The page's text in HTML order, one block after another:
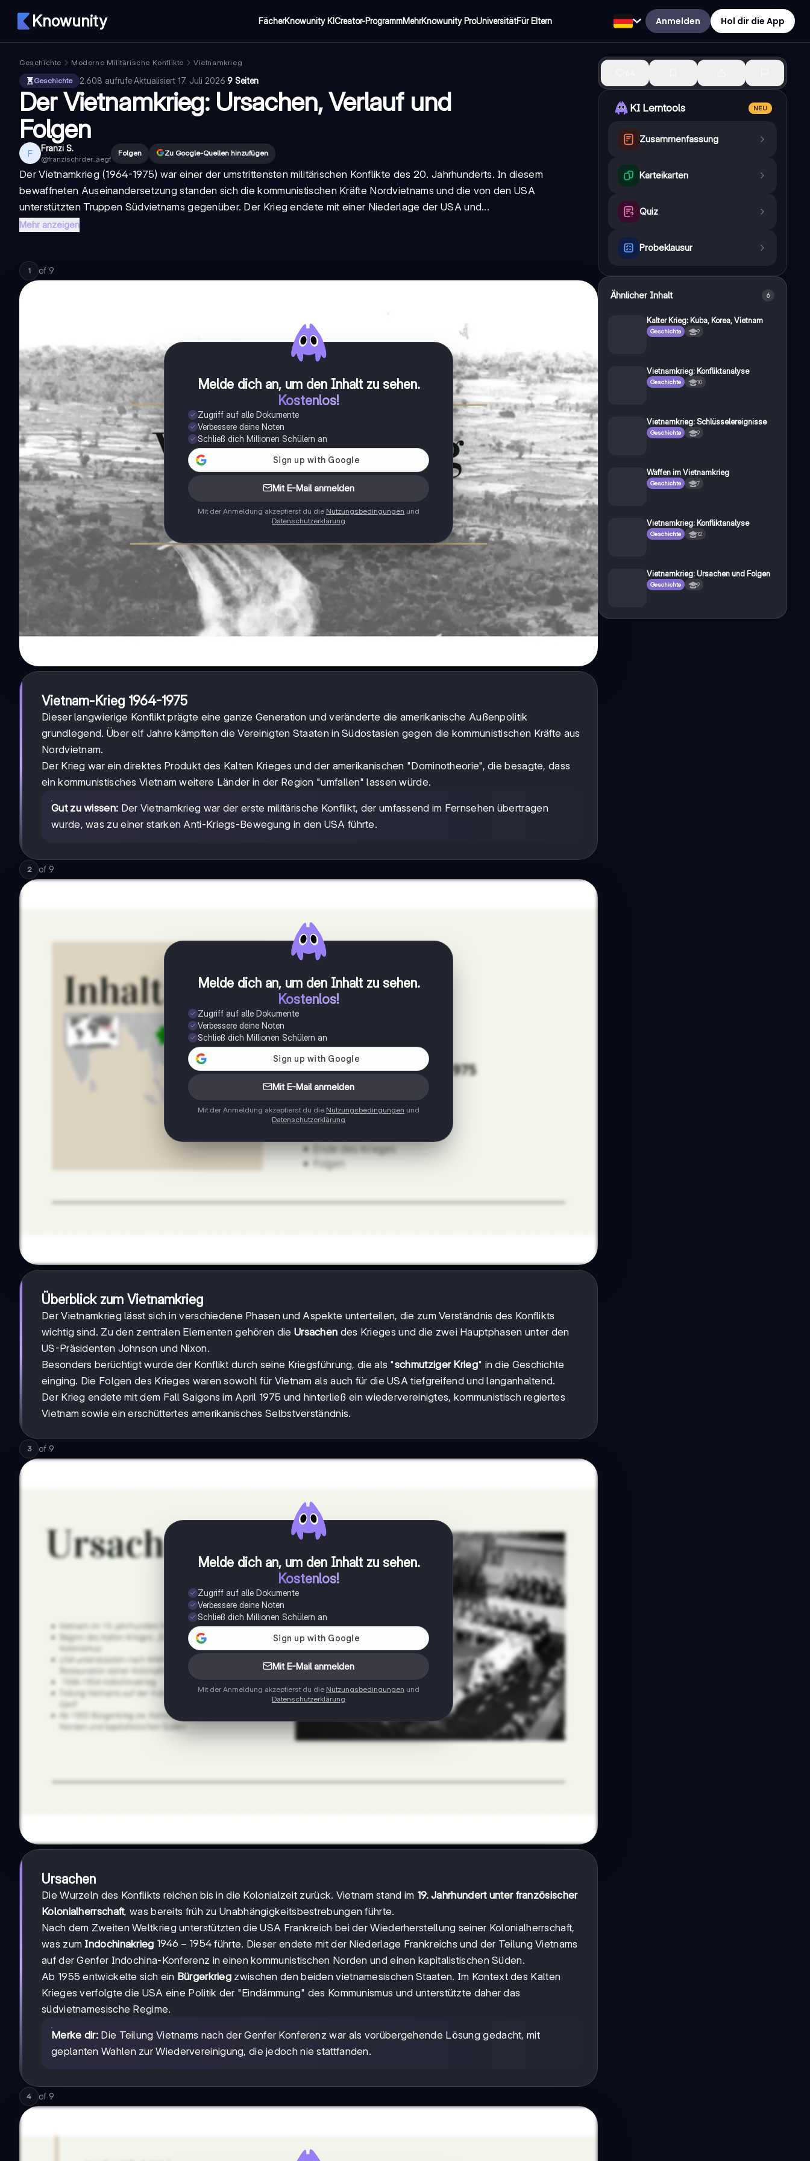
Knowunity FächerKnowunity KICreator-ProgrammMehrKnowunity ProUniversitätFür Eltern Anmelden Hol dir die App
Geschichte Moderne Militärische Konflikte
Vietnamkrieg
Geschichte
2.608 aufrufe·Aktualisiert 17. Juli 2026·9 Seiten
Der Vietnamkrieg: Ursachen, Verlauf und
Folgen
F Franzi S.
@franzischrder_aegf
Folgen Zu Google-Quellen hinzufügen
Der Vietnamkrieg (1964-1975) war einer der umstrittensten militärischen Konflikte des 20. Jahrhunderts. In diesem
bewaffneten Auseinandersetzung standen sich die kommunistischen Kräfte Nordvietnams und die von den USA
unterstützten Truppen Südvietnams gegenüber. Der Krieg endete mit einer Niederlage der USA und...
Mehr anzeigen
1 of 9
Melde dich an, um den Inhalt zu sehen.
Kostenlos!
Zugriff auf alle Dokumente
Verbessere deine Noten
Schließ dich Millionen Schülern an
Mit E-Mail anmelden
Mit der Anmeldung akzeptierst du die Nutzungsbedingungen und
Datenschutzerklärung
Vietnam-Krieg 1964-1975
Dieser langwierige Konflikt prägte eine ganze Generation und veränderte die amerikanische Außenpolitik
grundlegend. Über elf Jahre kämpften die Vereinigten Staaten in Südostasien gegen die kommunistischen Kräfte aus
Nordvietnam.
Der Krieg war ein direktes Produkt des Kalten Krieges und der amerikanischen "Dominotheorie", die besagte, dass
ein kommunistisches Vietnam weitere Länder in der Region "umfallen" lassen würde.
Gut zu wissen: Der Vietnamkrieg war der erste militärische Konflikt, der umfassend im Fernsehen übertragen
wurde, was zu einer starken Anti-Kriegs-Bewegung in den USA führte.
2 of 9
Melde dich an, um den Inhalt zu sehen.
Kostenlos!
Zugriff auf alle Dokumente
Verbessere deine Noten
Schließ dich Millionen Schülern an
Mit E-Mail anmelden
Mit der Anmeldung akzeptierst du die Nutzungsbedingungen und
Datenschutzerklärung
Überblick zum Vietnamkrieg
Der Vietnamkrieg lässt sich in verschiedene Phasen und Aspekte unterteilen, die zum Verständnis des Konflikts
wichtig sind. Zu den zentralen Elementen gehören die Ursachen des Krieges und die zwei Hauptphasen unter den
US-Präsidenten Johnson und Nixon.
Besonders berüchtigt wurde der Konflikt durch seine Kriegsführung, die als "schmutziger Krieg" in die Geschichte
einging. Die Folgen des Krieges waren sowohl für Vietnam als auch für die USA tiefgreifend und langanhaltend.
Der Krieg endete mit dem Fall Saigons im April 1975 und hinterließ ein wiedervereinigtes, kommunistisch regiertes
Vietnam sowie ein erschüttertes amerikanisches Selbstverständnis.
3 of 9
Melde dich an, um den Inhalt zu sehen.
Kostenlos!
Zugriff auf alle Dokumente
Verbessere deine Noten
Schließ dich Millionen Schülern an
Mit E-Mail anmelden
Mit der Anmeldung akzeptierst du die Nutzungsbedingungen und
Datenschutzerklärung
Ursachen
Die Wurzeln des Konflikts reichen bis in die Kolonialzeit zurück. Vietnam stand im 19. Jahrhundert unter französischer
Kolonialherrschaft, was bereits früh zu Unabhängigkeitsbestrebungen führte.
Nach dem Zweiten Weltkrieg unterstützten die USA Frankreich bei der Wiederherstellung seiner Kolonialherrschaft,
was zum Indochinakrieg 1946-
1954
1946 − 1954 führte. Dieser endete mit der Niederlage Frankreichs und der Teilung Vietnams
auf der Genfer Indochina-Konferenz in einen kommunistischen Norden und einen kapitalistischen Süden.
Ab 1955 entwickelte sich ein Bürgerkrieg zwischen den beiden vietnamesischen Staaten. Im Kontext des Kalten
Krieges verfolgte die USA eine Politik der "Eindämmung" des Kommunismus und unterstützte daher das
südvietnamesische Regime.
Merke dir: Die Teilung Vietnams nach der Genfer Konferenz war als vorübergehende Lösung gedacht, mit
geplanten Wahlen zur Wiedervereinigung, die jedoch nie stattfanden.
4 of 9
KI Lerntools NEU
Zusammenfassung
Karteikarten
Quiz
Probeklausur
Ähnlicher Inhalt 6
Kalter Krieg: Kuba, Korea, Vietnam
Geschichte 9
Vietnamkrieg: Konfliktanalyse
Geschichte 10
Vietnamkrieg: Schlüsselereignisse
Geschichte 9
Waffen im Vietnamkrieg
Geschichte 7
Vietnamkrieg: Konfliktanalyse
Geschichte 12
Vietnamkrieg: Ursachen und Folgen
Geschichte 9